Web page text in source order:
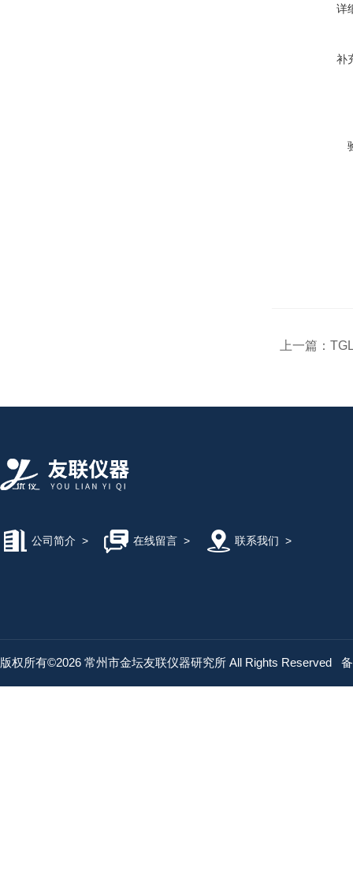
详
补
上一篇：
公司简介 > 在线留言> 联系我们 >
版权所有©2026 常州市金坛友联仪器研究所 All Rights Reserved